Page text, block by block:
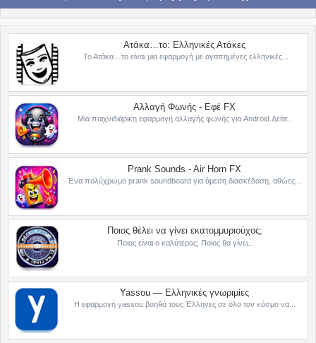
Ατάκα…το: Ελληνικές Ατάκες
Το Ατάκα…το είναι μια εφαρμογή με αγαπημένες ελληνικές...
Αλλαγή Φωνής - Εφέ FX
Μια παιχνιδιάρικη εφαρμογή αλλαγής φωνής για Android.Δείτε...
Prank Sounds - Air Horn FX
Ένα πολύχρωμο prank soundboard για άμεση διασκέδαση, αθώες...
Ποιος θέλει να γίνει εκατομμυριούχος;
Ποιος είναι ο καλύτερος; Ποιος θα γίνει...
Yassou — Ελληνικές γνωριμίες
Η εφαρμογή yassou βοηθά τους Έλληνες σε όλο τον κόσμο να...